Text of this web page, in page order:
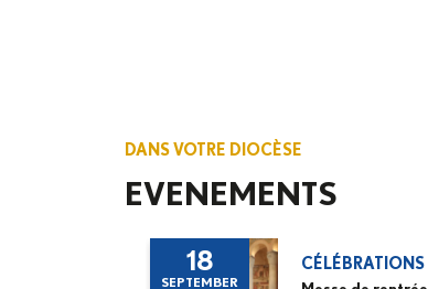
DANS VOTRE DIOCÈSE
EVENEMENTS
18
SEPTEMBER
CÉLÉBRATIONS